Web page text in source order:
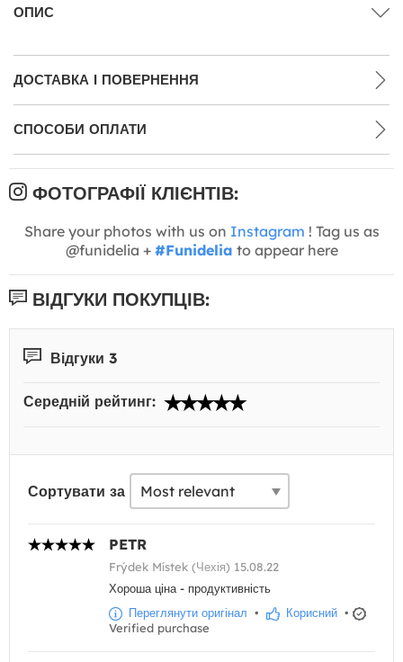
ОПИС
ДОСТАВКА І ПОВЕРНЕННЯ
СПОСОБИ ОПЛАТИ
ФОТОГРАФІЇ КЛІЄНТІВ:
Share your photos with us on Instagram ! Tag us as
@funidelia + #Funidelia to appear here
ВІДГУКИ ПОКУПЦІВ:
Відгуки 3
Середній рейтинг:
Сортувати за
PETR
Frýdek Místek (Чехія) 15.08.22
Хороша ціна - продуктивність
Переглянути оригінал • Корисний •
Verified purchase